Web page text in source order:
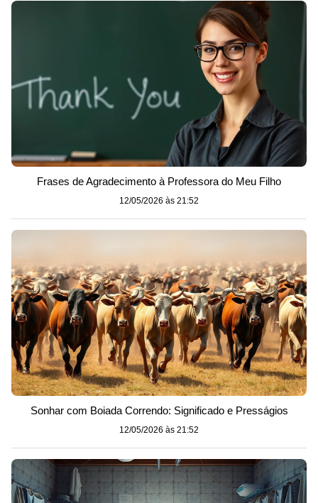
Frases de Agradecimento à Professora do Meu Filho
12/05/2026 às 21:52
Sonhar com Boiada Correndo: Significado e Presságios
12/05/2026 às 21:52